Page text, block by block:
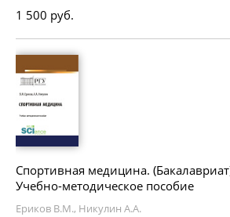
1 500 руб.
Спортивная медицина.
Учебно-методическое пособие
Ериков В.М., Никулин А.А.